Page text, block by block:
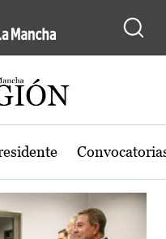
de Castilla-